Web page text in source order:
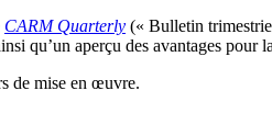
CARM Quarterly (« Bulletin
qu’un aperçu des avantages pour
de mise en œuvre.